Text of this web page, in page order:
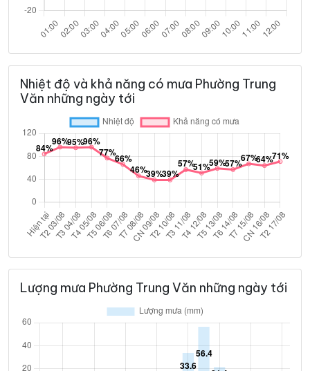
Nhiệt độ và khả năng có mưa Phường Trung
Văn những ngày tới
Lượng mưa Phường Trung Văn những ngày tới